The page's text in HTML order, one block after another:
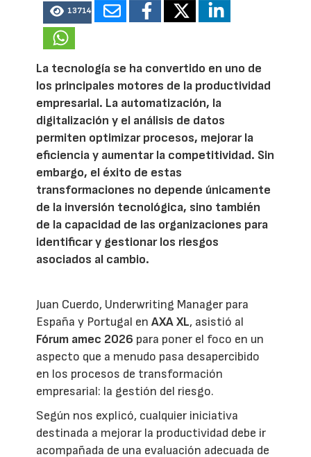
13714
La tecnología se ha convertido en uno de
los principales motores de la productividad
empresarial. La automatización, la
digitalización y el análisis de datos
permiten optimizar procesos, mejorar la
eficiencia y aumentar la competitividad. Sin
embargo, el éxito de estas
transformaciones no depende únicamente
de la inversión tecnológica, sino también
de la capacidad de las organizaciones para
identificar y gestionar los riesgos
asociados al cambio.
Juan Cuerdo, Underwriting Manager para
España y Portugal enAXA XL, asistió al
Fórum amec 2026 para poner el foco en un
aspecto que a menudo pasa desapercibido
en los procesos de transformación
empresarial: la gestión del riesgo.
Según nos explicó, cualquier iniciativa
destinada a mejorar la productividad debe ir
acompañada de una evaluación adecuada de